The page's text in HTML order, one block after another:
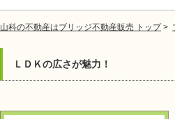
山科の不動産はブリッジ不動産販売 トップ>
ＬＤＫの広さが魅力！